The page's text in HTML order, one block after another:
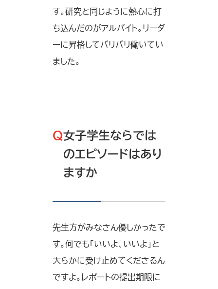
す。研究と同じように熱心に打
ち込んだのがアルバイト。リーダ
ーに昇格してバリバリ働いてい
ました。
Q女子学生ならでは
のエピソードはあり
ますか
先生方がみなさん優しかったで
す。何でも「いいよ、いいよ」と
大らかに受け止めてくださるん
ですよ。レポートの提出期限に